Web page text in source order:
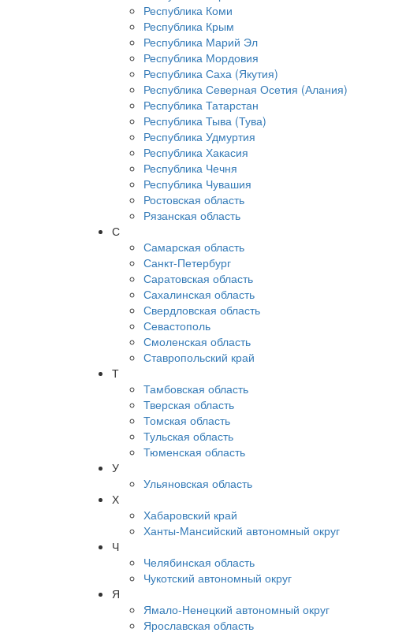
Республика Коми
Республика Крым
Республика Марий Эл
Республика Мордовия
Республика Саха (Якутия)
Республика Северная Осетия (Алания)
Республика Татарстан
Республика Тыва (Тува)
Республика Удмуртия
Республика Хакасия
Республика Чечня
Республика Чувашия
Ростовская область
Рязанская область
С
Самарская область
Санкт-Петербург
Саратовская область
Сахалинская область
Свердловская область
Севастополь
Смоленская область
Ставропольский край
Т
Тамбовская область
Тверская область
Томская область
Тульская область
Тюменская область
У
Ульяновская область
Х
Хабаровский край
Ханты-Мансийский автономный округ
Ч
Челябинская область
Чукотский автономный округ
Я
Ямало-Ненецкий автономный округ
Ярославская область